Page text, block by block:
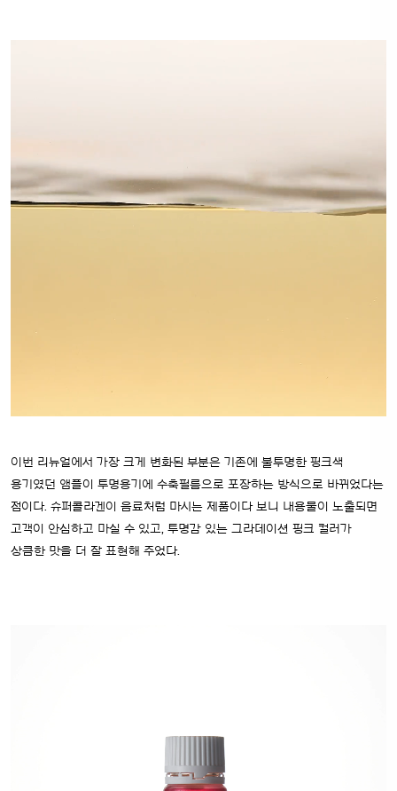
이번 리뉴얼에서 가장 크게 변화된 부분은 기존에 불투명한 핑크색
용기였던 앰플이 투명용기에 수축필름으로 포장하는 방식으로 바뀌었다는
점이다. 슈퍼콜라겐이 음료처럼 마시는 제품이다 보니 내용물이 노출되면
고객이 안심하고 마실 수 있고, 투명감 있는 그라데이션 핑크 컬러가
상큼한 맛을 더 잘 표현해 주었다.